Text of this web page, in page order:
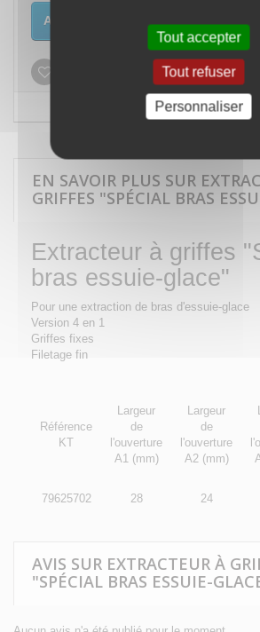
Tout accepter
Tout refuser
Personnaliser
Ajouter au panier
Ajouter à ma liste d'envies
EN SAVOIR PLUS SUR
GRIFFES "SPÉCIAL BRAS
Extracteur à griffes
bras essuie-glace"
Pour une extraction de bras d'essuie-glace
Version 4 en 1
Griffes fixes
Filetage fin
Référence
KT
Largeur
de
l'ouverture
A1 (mm)
Largeur
de
l'ouverture
A2 (mm)
79625702 28 24
AVIS SUR EXTRACTEUR À
"SPÉCIAL BRAS ESSUIE-